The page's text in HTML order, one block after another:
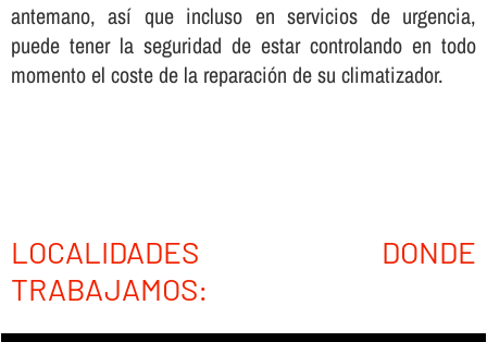
antemano, así­ que incluso en servicios de urgencia,
puede tener la seguridad de estar controlando en todo
momento el coste de la reparación de su climatizador.
LOCALIDADES DONDE
TRABAJAMOS: